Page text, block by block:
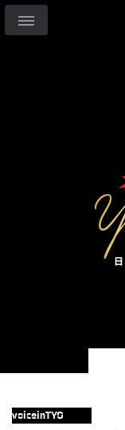
voiceinTYO